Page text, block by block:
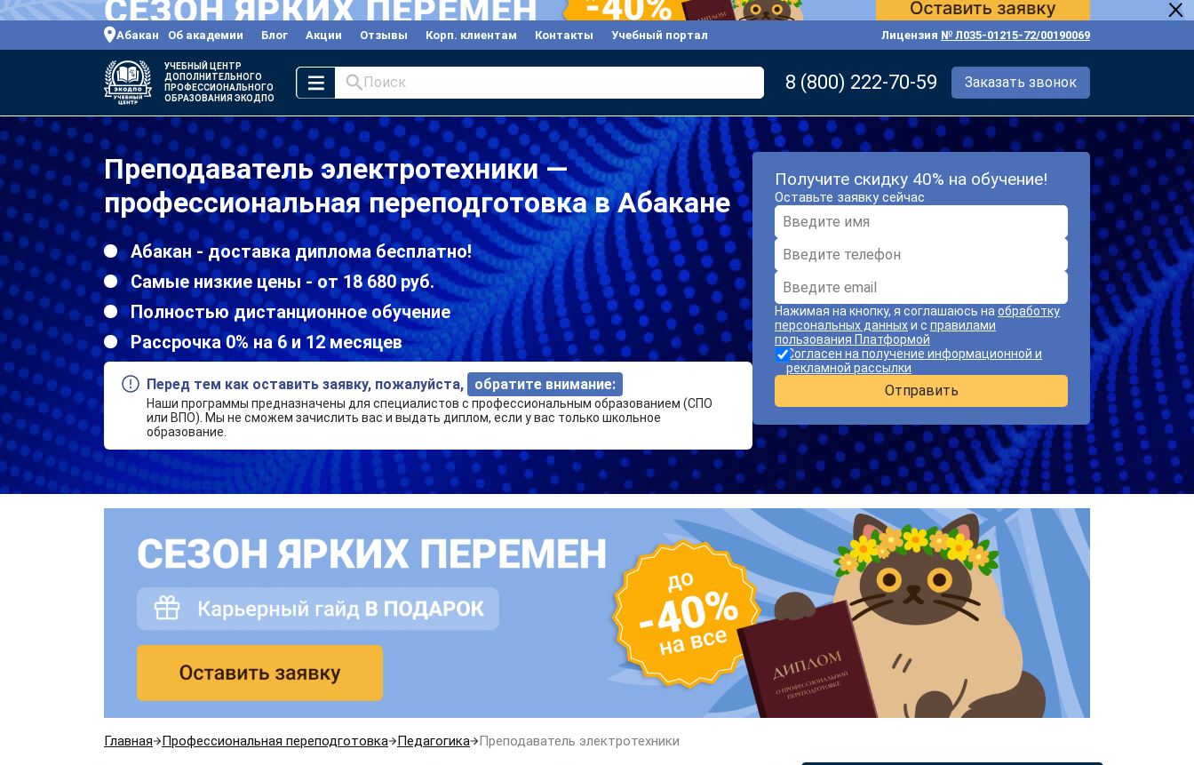
Абакан Об академии Блог Акции Отзывы Корп. клиентам Контакты Учебный портал Лицензия № Л035-01215-72/00190069
УЧЕБНЫЙ ЦЕНТР
ДОПОЛНИТЕЛЬНОГО
ПРОФЕССИОНАЛЬНОГО
ОБРАЗОВАНИЯ ЭКОДПО
Поиск 8 (800) 222-70-59 Заказать звонок
Преподаватель электротехники —
профессиональная переподготовка в Абакане
Абакан - доставка диплома бесплатно!
Самые низкие цены - от 18 680 руб.
Полностью дистанционное обучение
Рассрочка 0% на 6 и 12 месяцев
Перед тем как оставить заявку, пожалуйста, обратите внимание:
Наши программы предназначены для специалистов с профессиональным образованием (СПО
или ВПО). Мы не сможем зачислить вас и выдать диплом, если у вас только школьное
образование.
Получите скидку 40% на обучение!
Оставьте заявку сейчас
Нажимая на кнопку, я соглашаюсь на обработку
персональных данныхи с правилами
пользования Платформой
Согласен на получение информационной и
рекламной рассылки
Отправить
Главная Профессиональная переподготовка Педагогика Преподаватель электротехники